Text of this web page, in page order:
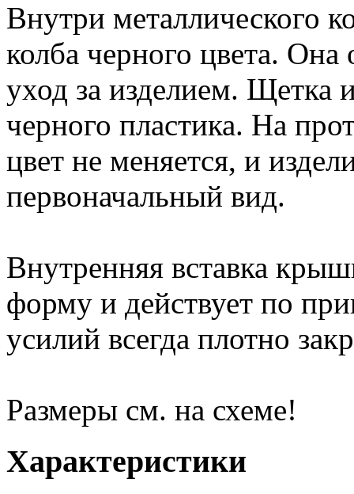
Внутри металлического
колба черного цвета.
уход за изделием. Щетка
черного пластика. На
цвет не меняется, и
первоначальный вид.
Внутренняя вставка
форму и действует по
усилий всегда плотно
Размеры см. на схеме!
Характеристики